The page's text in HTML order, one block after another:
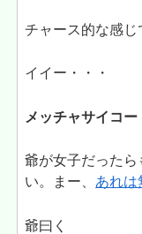
チャース的な感じ
イイー・・・
メッチャサイコー
爺が女子だった
い。まー、 あれは
爺曰く